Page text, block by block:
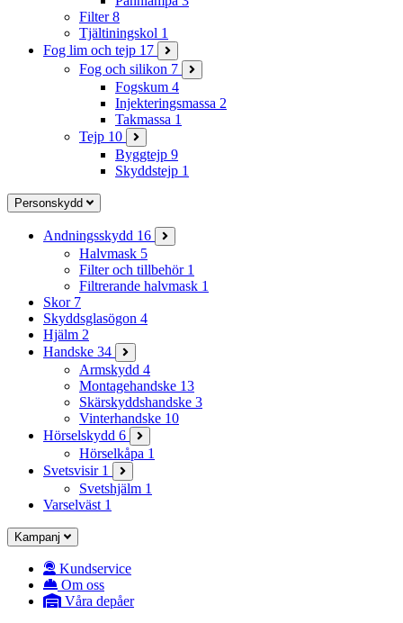
Filter 8
Tjältiningskol 1
Fog lim och tejp 17
Fog och silikon 7
Fogskum 4
Injekteringsmassa 2
Takmassa 1
Tejp 10
Byggtejp 9
Skyddstejp 1
Personskydd
Andningsskydd 16
Halvmask 5
Filter och tillbehör 1
Filtrerande halvmask 1
Skor 7
Skyddsglasögon 4
Hjälm 2
Handske 34
Armskydd 4
Montagehandske 13
Skärskyddshandske 3
Vinterhandske 10
Hörselskydd 6
Hörselkåpa 1
Svetsvisir 1
Svetshjälm 1
Varselväst 1
Kampanj
Kundservice
Om oss
Våra depåer